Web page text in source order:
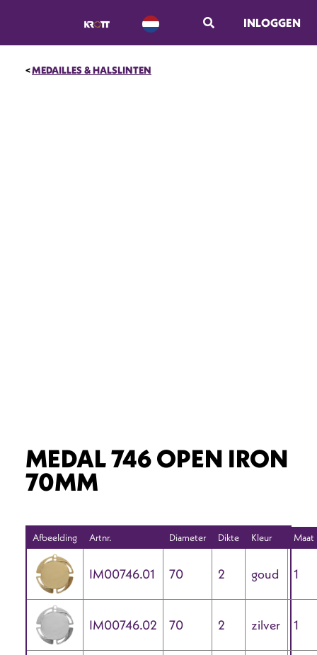
INLOGGEN
MEDAILLES & HALSLINTEN
MEDAL 746 OPEN IRON
70MM
Afbeelding Artnr. Diameter Dikte Kleur Maat
IM00746.01 70 2 goud 1
IM00746.02 70 2 zilver 1